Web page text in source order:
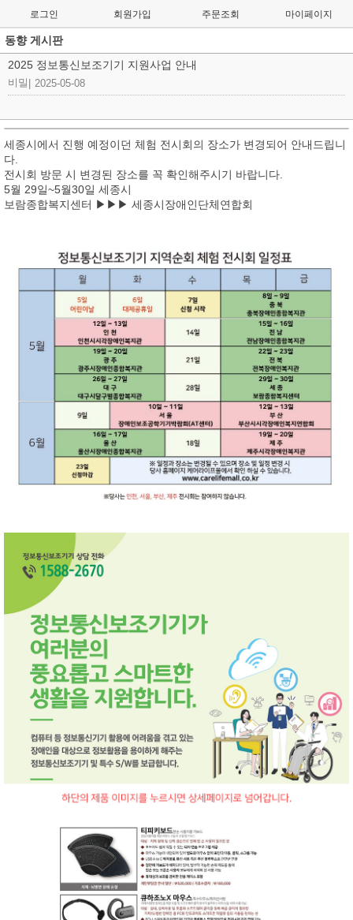
로그인 회원가입 주문조회 마이페이지
동향 게시판
2025 정보통신보조기기 지원사업 안내
비밀 2025-05-08
세종시에서 진행 예정이던 체험 전시회의 장소가 변경되어 안내드립니
다.
전시회 방문 시 변경된 장소를 꼭 확인해주시기 바랍니다.
5월 29일~5월30일 세종시
보람종합복지센터 ▶▶▶ 세종시장애인단체연합회